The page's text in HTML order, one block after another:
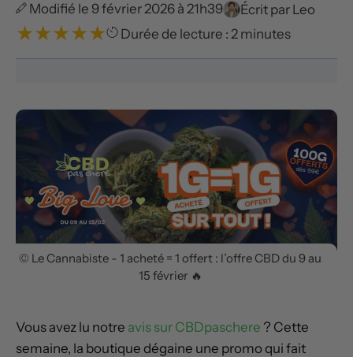
Modifié le 9 février 2026 à 21h39
Écrit par Leo
★★★★★ Durée de lecture : 2 minutes
© Le Cannabiste - 1 acheté = 1 offert : l’offre CBD du 9 au
15 février 🔥
Vous avez lu notre avis sur CBDpaschere ? Cette
semaine, la boutique dégaine une promo qui fait